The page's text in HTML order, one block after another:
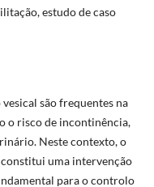
estudo de caso
são frequentes na
o risco de incontinência,
Neste contexto, o
uma intervenção
para o controlo